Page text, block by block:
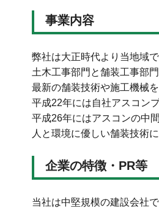
事業内容
弊社は大正時代より当地域
土木工事部門と舗装工事部
最新の舗装技術や施工機械
平成22年には自社アスコン
平成26年にはアスコンの中
人と環境に優しい舗装技術
企業の特徴・PR等
当社は中堅規模の建設会社